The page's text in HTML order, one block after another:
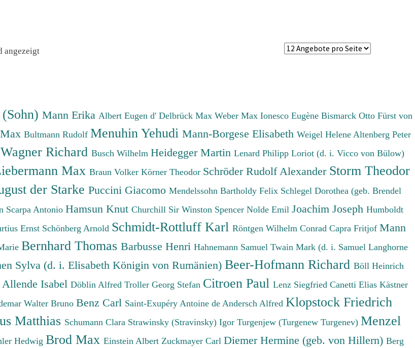
angezeigt
(Sohn)Mann Erika Albert Eugen d'Delbrück MaxWeber MaxIonesco EugèneBismarck Otto Fürst von
Bultmann Rudolf Menuhin Yehudi Mann-Borgese Elisabeth Weigel Helene Altenberg Peter
Wagner Richard Busch Wilhelm Heidegger Martin Lenard Philipp Loriot (d. i. Vicco von Bülow)
Max Braun Volker Körner Theodor Schröder Rudolf Alexander Storm Theodor
der Starke Puccini Giacomo Mendelssohn Bartholdy Felix Schlegel Dorothea (geb. Brendel
Scarpa Antonio Hamsun Knut Churchill Sir Winston Spencer Nolde Emil Joachim Joseph Humboldt
Ernst Schönberg Arnold Schmidt-Rottluff Karl Röntgen Wilhelm Conrad Capra Fritjof Mann
Bernhard Thomas Barbusse Henri Hahnemann Samuel Twain Mark (d. i. Samuel Langhorne
Sylva (d. i. Elisabeth Königin von Rumänien) Beer-Hofmann Richard Böll Heinrich
Allende Isabel Döblin Alfred Troller Georg Stefan Citroen Paul Lenz Siegfried Canetti Elias Kästner
Walter Bruno Benz Carl Saint-Exupéry Antoine de Andersch Alfred Klopstock Friedrich
Matthias Schumann Clara Strawinsky (Stravinsky) Igor Turgenjew (Turgenew Turgenev) Menzel
Hedwig Brod Max Einstein Albert Zuckmayer Carl Diemer Hermine (geb. von Hillern) Berg